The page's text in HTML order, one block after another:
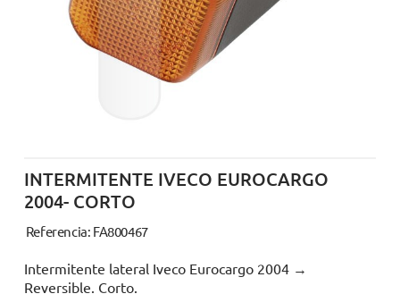
INTERMITENTE IVECO EUROCARGO
2004- CORTO
Referencia: FA800467
Intermitente lateral Iveco Eurocargo 2004 →
Reversible. Corto.